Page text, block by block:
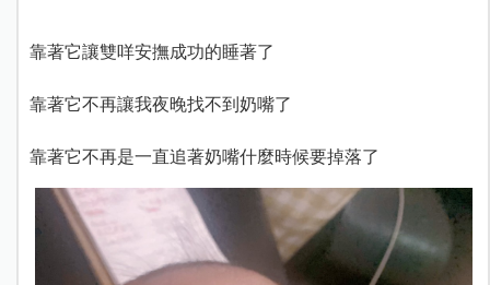
靠著它讓雙咩安撫成功的睡著了
靠著它不再讓我夜晚找不到奶嘴了
靠著它不再是一直追著奶嘴什麼時候要掉落了